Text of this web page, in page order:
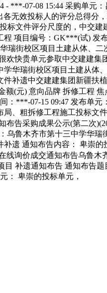
07-08 15:44 采购单元
无效投标人的评分总得分
文件评分尺度的，中交
项目编号：GK***(试) 发
街校区项目土建从体、
快贵单元参取中交建建
华瑞街校区项目土建从体
补遗中交建建集团新疆扶
(元) 意向品牌 拆修工程
***-07-15 09:47 发布单
、粗拆修工程施工投标文
告采购成果公示(第二次
鲁木齐市第十三中学华
遗 通知布告内容： 卑崇
询价成交通知布告乌鲁
补遗通知布告 通知布告
： 卑崇的投标单元，